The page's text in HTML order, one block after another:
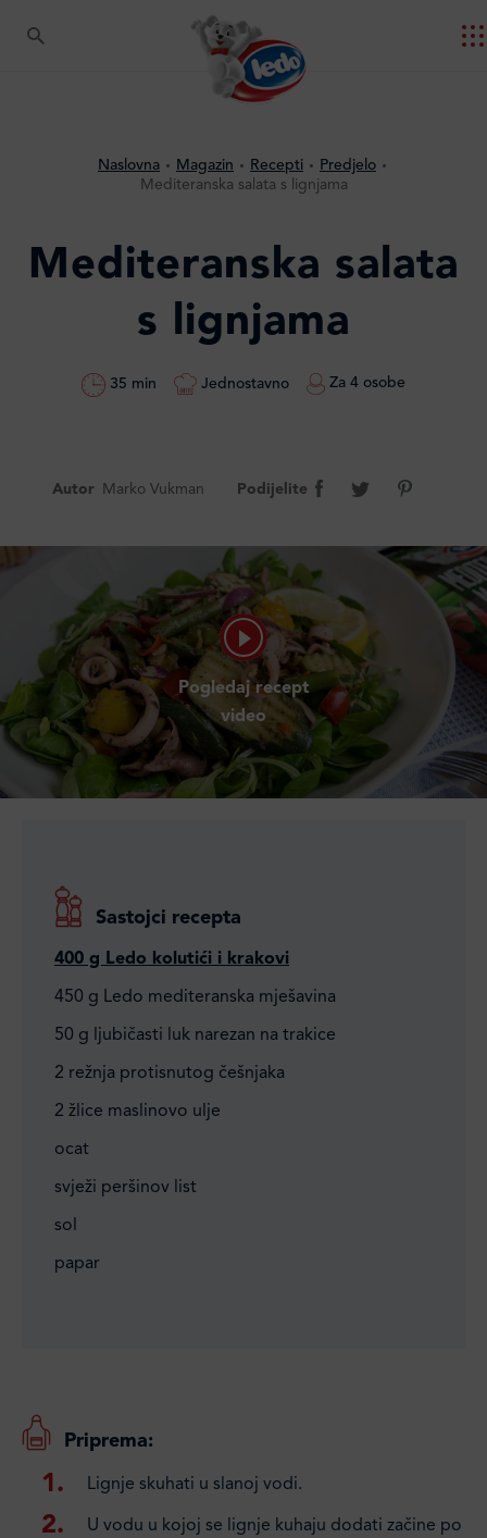
Naslovna Magazin Recepti
Predjelo
Mediteranska salata s lignjama​
Mediteranska salata
s lignjama​
35 min Jednostavno Za 4 osobe
Autor Marko Vukman Podijelite
Pogledaj recept
video
Sastojci recepta
400 g Ledo kolutići i krakovi
450 g Ledo mediteranska mješavina
50 g ljubičasti luk narezan na trakice
2 režnja protisnutog češnjaka
2 žlice maslinovo ulje
ocat
svježi peršinov list
sol
papar
Priprema:
Lignje skuhati u slanoj vodi.
U vodu u kojoj se lignje kuhaju dodati začine po